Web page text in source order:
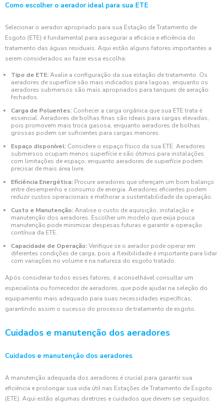
Como escolher o aerador ideal para sua ETE
Selecionar o aerador apropriado para sua Estação de Tratamento de
Esgoto (ETE) é fundamental para assegurar a eficácia e eficiência do
tratamento das águas residuais. Aqui estão alguns fatores importantes a
serem considerados ao fazer essa escolha:
Tipo de ETE:Avalie a configuração da sua estação de tratamento. Os
aeradores de superfície são mais indicados para lagoas, enquanto os
aeradores submersos são mais apropriados para tanques de aeração
fechados.
Carga de Poluentes: Conhecer a carga orgânica que sua ETE trata é
essencial. Aeradores de bolhas finas são ideais para cargas elevadas,
pois promovem mais troca gasosa, enquanto aeradores de bolhas
grossas podem ser suficientes para cargas menores.
Espaço disponível: Considere o espaço físico da sua ETE. Aeradores
submersos ocupam menos superfície e são ótimos para instalações
com limitações de espaço, enquanto aeradores de superfície podem
precisar de mais área livre.
Eficiência Energética: Procure aeradores que ofereçam um bom balanço
entre desempenho e consumo de energia. Aeradores eficientes podem
reduzir custos operacionais e melhorar a sustentabilidade da operação.
Custo e Manutenção:Analise o custo de aquisição, instalação e
manutenção dos aeradores. Escolher um modelo que exija pouca
manutenção pode minimizar despesas futuras e garantir a operação
contínua da ETE.
Capacidade de Operação:Verifique se o aerador pode operar em
diferentes condições de carga, pois a flexibilidade é importante para lidar
com variações no volume e na natureza do esgoto tratado.
Após considerar todos esses fatores, é aconselhável consultar um
especialista ou fornecedor de aeradores, que pode ajudar na seleção do
equipamento mais adequado para suas necessidades específicas,
garantindo assim o sucesso do processo de tratamento de esgoto.
Cuidados e manutenção dos aeradores
Cuidados e manutenção dos aeradores
A manutenção adequada dos aeradores é crucial para garantir sua
eficiência e prolongar sua vida útil nas Estações de Tratamento de Esgoto
(ETE). Aqui estão algumas diretrizes e cuidados que devem ser seguidos: